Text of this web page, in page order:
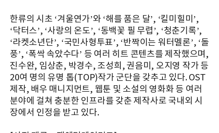
한류의 시초 ‘겨울연가’와 ‘해를 품은 달’, ‘킬미힐미’,
‘닥터스’, ‘사랑의 온도’, ‘동백꽃 필 무렵’, ‘청춘기록’,
‘라켓소년단’, ‘국민사형투표’, ‘반짝이는 워터멜론’, ‘돌
풍’, ‘폭싹 속았수다’ 등 여러 히트 콘텐츠를 제작했으며,
진수완, 임상춘, 박경수, 조성희, 권음미, 오지영 작가 등
20여 명의 유명 톱(TOP)작가 군단을 갖추고 있다. OST
제작, 배우 매니지먼트, 웹툰 및 소설의 영화화 등 여러
분야에 걸쳐 충분한 인프라를 갖춘 제작사로 국내외 시
장에서 인정을 받고 있다.